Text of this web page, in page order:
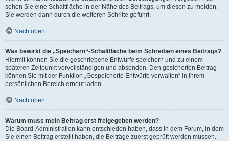
sehen Sie eine Schaltfläche in der Nähe des Beitrags, um diesen zu melden.
Sie werden dann durch die weiteren Schritte geführt.
Nach oben
Was bewirkt die „Speichern“-Schaltfläche beim Schreiben eines Beitrags?
Hiermit können Sie die geschriebene Entwürfe speichern und zu einem
späteren Zeitpunkt vervollständigen und absenden. Den gesicherten Beitrag
können Sie mit der Funktion „Gespeicherte Entwürfe verwalten“ in Ihrem
persönlichen Bereich erneut laden.
Nach oben
Warum muss mein Beitrag erst freigegeben werden?
Die Board-Administration kann entschieden haben, dass in dem Forum, in dem
Sie einen Beitrag erstellt haben, die Beiträge zuerst geprüft werden müssen.